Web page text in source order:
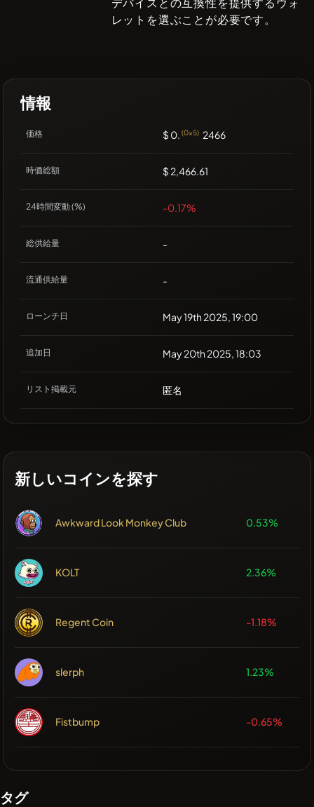
レットを選ぶことが必要です。
情報
価格 $ 0. (0x5) 2466
時価総額 $ 2,466.61
24時間変動 (%) -0.17%
総供給量 -
流通供給量 -
ローンチ日 May 19th 2025, 19:00
追加日 May 20th 2025, 18:03
リスト掲載元 匿名
新しいコインを探す
Awkward Look Monkey Club 0.53%
KOLT 2.36%
Regent Coin -1.18%
slerph 1.23%
Fistbump -0.65%
タグ